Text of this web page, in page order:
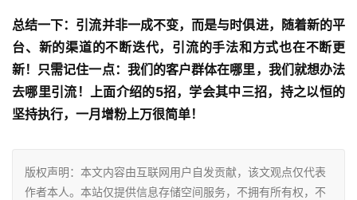
总结一下：引流并非一成不变，而是与时俱进，随着新的平
台、新的渠道的不断迭代，引流的手法和方式也在不断更
新！只需记住一点：我们的客户群体在哪里，我们就想办法
去哪里引流！上面介绍的5招，学会其中三招，持之以恒的
坚持执行，一月增粉上万很简单！
版权声明：本文内容由互联网用户自发贡献，该文观点仅代表
作者本人。本站仅提供信息存储空间服务，不拥有所有权，不